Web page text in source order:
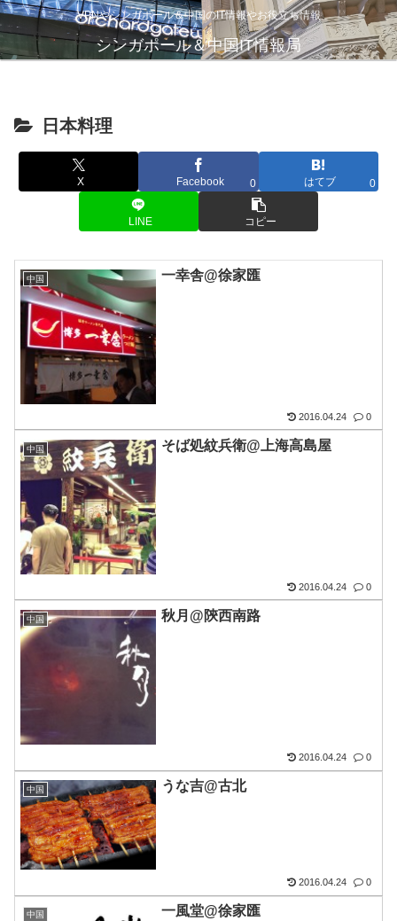
VPNやシンガポール＆中国のIT情報やお役立ち情報
シンガポール＆中国IT情報局
日本料理
X Facebook 0 はてブ 0
LINE コピー
中国 一幸舎@徐家匯
2016.04.24 0
中国 そば処紋兵衛@上海高島屋
2016.04.24 0
中国 秋月@陝西南路
2016.04.24 0
中国 うな吉@古北
2016.04.24 0
中国 一風堂@徐家匯